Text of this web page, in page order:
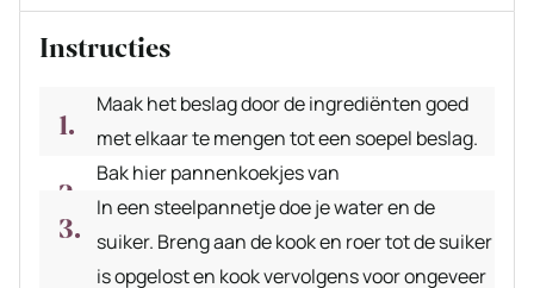
Instructies
Maak het beslag door de ingrediënten goed
met elkaar te mengen tot een soepel beslag.
Bak hier pannenkoekjes van
In een steelpannetje doe je water en de
suiker. Breng aan de kook en roer tot de suiker
is opgelost en kook vervolgens voor ongeveer